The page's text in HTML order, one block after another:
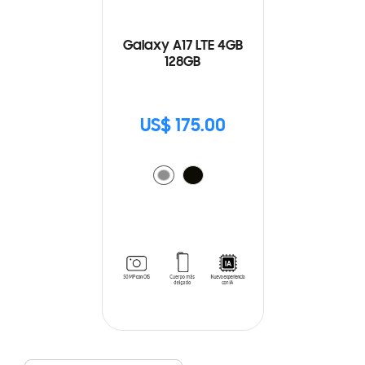
Galaxy A17 LTE 4GB
128GB
US$ 175.00